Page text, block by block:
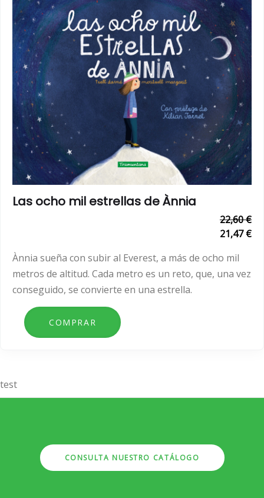
Las ocho mil estrellas de Ànnia
22,60 €
21,47 €
Ànnia sueña con subir al Everest, a más de ocho mil
metros de altitud. Cada metro es un reto, que, una vez
conseguido, se convierte en una estrella.
test
CONSULTA NUESTRO CATÁLOGO